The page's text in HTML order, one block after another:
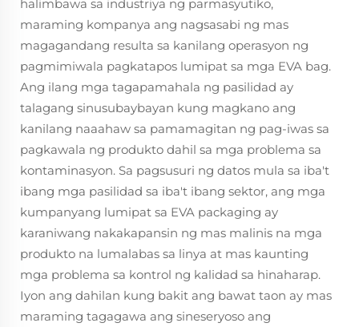
halimbawa sa industriya ng parmasyutiko,
maraming kompanya ang nagsasabi ng mas
magagandang resulta sa kanilang operasyon ng
pagmimiwala pagkatapos lumipat sa mga EVA bag.
Ang ilang mga tagapamahala ng pasilidad ay
talagang sinusubaybayan kung magkano ang
kanilang naaahaw sa pamamagitan ng pag-iwas sa
pagkawala ng produkto dahil sa mga problema sa
kontaminasyon. Sa pagsusuri ng datos mula sa iba't
ibang mga pasilidad sa iba't ibang sektor, ang mga
kumpanyang lumipat sa EVA packaging ay
karaniwang nakakapansin ng mas malinis na mga
produkto na lumalabas sa linya at mas kaunting
mga problema sa kontrol ng kalidad sa hinaharap.
Iyon ang dahilan kung bakit ang bawat taon ay mas
maraming tagagawa ang sineseryoso ang